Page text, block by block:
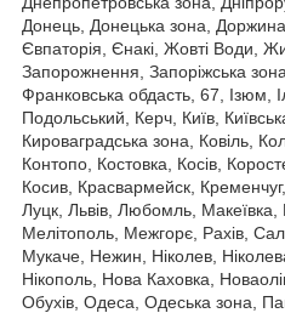
Донець, Донецька зона,
Євпаторія, Єнакі, Жовті Води,
Запорожнення, Запоріжська
Франковська обдасть, 67, Ізюм,
Подольський, Керч, Київ,
Кироваградська зона, Ковіль,
Контопо, Костовка, Косів,
Косив, Красвармейск,
Луцк, Львів, Любомль,
Мелітополь, Межгорє, Рахів,
Мукаче, Нежин, Ніколев,
Нікополь, Нова Каховка,
Обухів, Одеса, Одеська зона,